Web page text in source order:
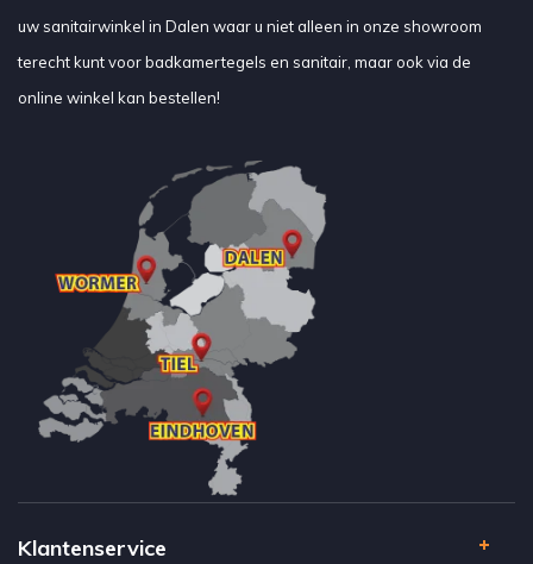
uw sanitairwinkel in Dalen waar u niet alleen in onze showroom
terecht kunt voor badkamertegels en sanitair, maar ook via de
online winkel kan bestellen!
Klantenservice